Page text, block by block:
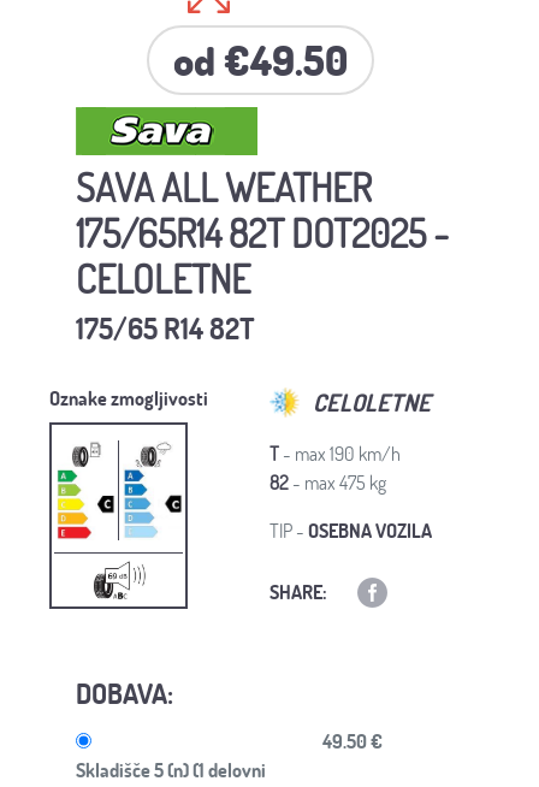
od €49.50
SAVA ALL WEATHER
175/65R14 82T DOT2025 -
CELOLETNE
175/65 R14 82T
Oznake zmogljivosti CELOLETNE
T- max 190 km/h
82- max 475 kg
TIP -OSEBNA VOZILA
SHARE:
DOBAVA:
Skladišče 5 (n) (1 delovni
49.50 €